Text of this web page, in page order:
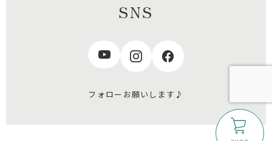
SNS
フォローお願いします♪